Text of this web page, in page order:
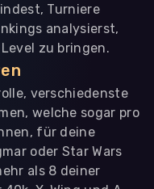
Turniere
analysierst,
zu bringen.
verschiedenste
welche sogar pro
für deine
oder Star Wars
als 8 deiner